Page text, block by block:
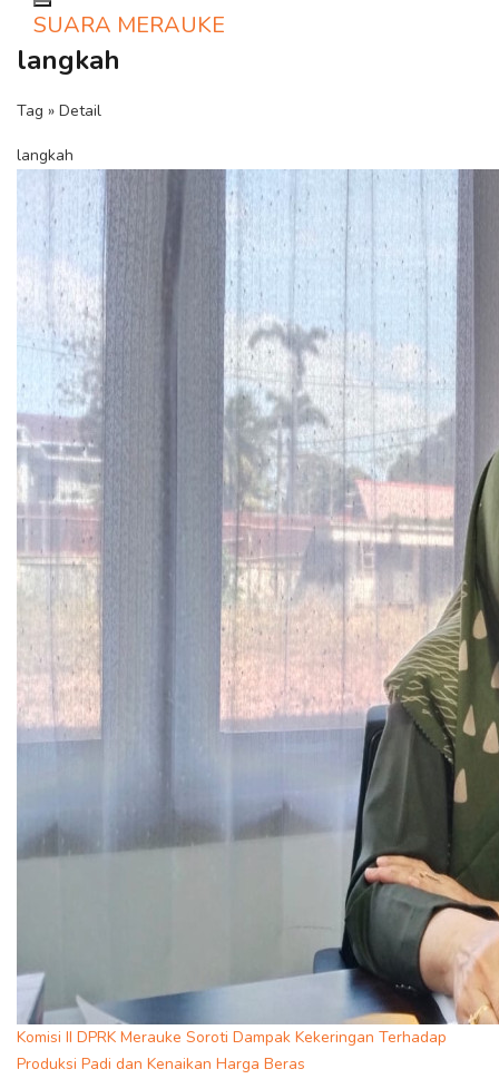
Toggle navigation
SUARA MERAUKE
langkah
Tag » Detail
langkah
Komisi II DPRK Merauke Soroti Dampak Kekeringan Terhadap
Produksi Padi dan Kenaikan Harga Beras